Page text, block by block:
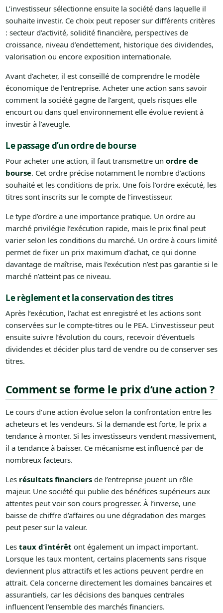
L’investisseur sélectionne ensuite la société dans laquelle il
souhaite investir. Ce choix peut reposer sur différents critères
: secteur d’activité, solidité financière, perspectives de
croissance, niveau d’endettement, historique des dividendes,
valorisation ou encore exposition internationale.
Avant d’acheter, il est conseillé de comprendre le modèle
économique de l’entreprise. Acheter une action sans savoir
comment la société gagne de l’argent, quels risques elle
encourt ou dans quel environnement elle évolue revient à
investir à l’aveugle.
Le passage d’un ordre de bourse
Pour acheter une action, il faut transmettre un ordre de
bourse. Cet ordre précise notamment le nombre d’actions
souhaité et les conditions de prix. Une fois l’ordre exécuté, les
titres sont inscrits sur le compte de l’investisseur.
Le type d’ordre a une importance pratique. Un ordre au
marché privilégie l’exécution rapide, mais le prix final peut
varier selon les conditions du marché. Un ordre à cours limité
permet de fixer un prix maximum d’achat, ce qui donne
davantage de maîtrise, mais l’exécution n’est pas garantie si le
marché n’atteint pas ce niveau.
Le règlement et la conservation des titres
Après l’exécution, l’achat est enregistré et les actions sont
conservées sur le compte-titres ou le PEA. L’investisseur peut
ensuite suivre l’évolution du cours, recevoir d’éventuels
dividendes et décider plus tard de vendre ou de conserver ses
titres.
Comment se forme le prix d’une action ?
Le cours d’une action évolue selon la confrontation entre les
acheteurs et les vendeurs. Si la demande est forte, le prix a
tendance à monter. Si les investisseurs vendent massivement,
il a tendance à baisser. Ce mécanisme est influencé par de
nombreux facteurs.
Les résultats financiersde l’entreprise jouent un rôle
majeur. Une société qui publie des bénéfices supérieurs aux
attentes peut voir son cours progresser. À l’inverse, une
baisse de chiffre d’affaires ou une dégradation des marges
peut peser sur la valeur.
Les taux d’intérêt ont également un impact important.
Lorsque les taux montent, certains placements sans risque
deviennent plus attractifs et les actions peuvent perdre en
attrait. Cela concerne directement les domaines bancaires et
assurantiels, car les décisions des banques centrales
influencent l’ensemble des marchés financiers.